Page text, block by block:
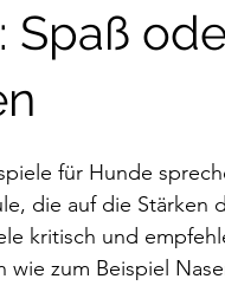
für Hunde
die auf die Stärken
kritisch und
zum Beispiel